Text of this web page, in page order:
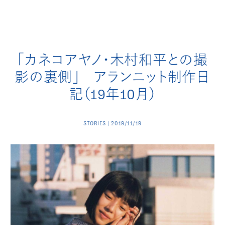
「カネコアヤノ・木村和平との撮
影の裏側」 アランニット制作日
記（19年10月）
STORIES | 2019/11/19